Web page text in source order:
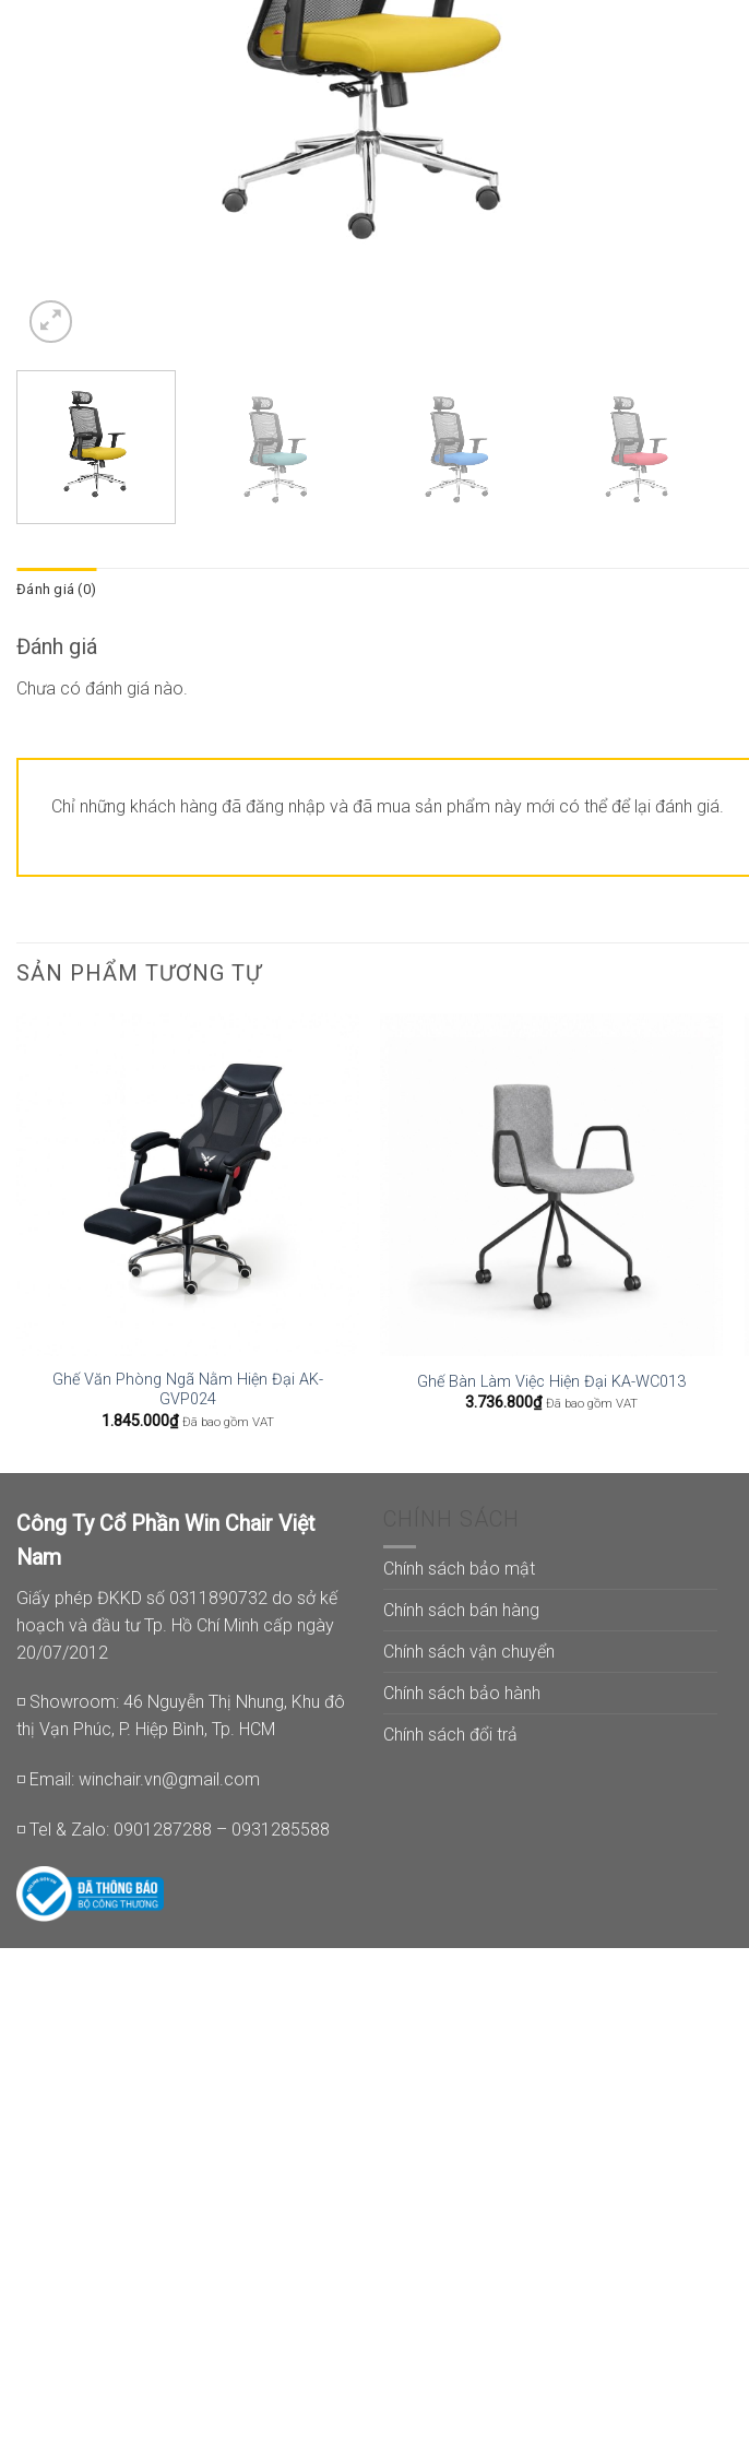
Đánh giá (0)
Đánh giá
Chưa có đánh giá nào.
Chỉ những khách hàng đã đăng nhập và đã mua sản phẩm này mới có thể để lại đánh giá.
SẢN PHẨM TƯƠNG TỰ
Ghế Văn Phòng Ngã Nằm Hiện Đại AK-
GVP024
1.845.000₫ Đã bao gồm VAT
Ghế Bàn Làm Việc Hiện Đại KA-WC013
3.736.800₫ Đã bao gồm VAT
Công Ty Cổ Phần Win Chair Việt
Nam
Giấy phép ĐKKD số 0311890732 do sở kế
hoạch và đầu tư Tp. Hồ Chí Minh cấp ngày
20/07/2012
◽ Showroom: 46 Nguyễn Thị Nhung, Khu đô
thị Vạn Phúc, P. Hiệp Bình, Tp. HCM
◽ Email: winchair.vn@gmail.com
◽ Tel & Zalo: 0901287288 – 0931285588
Chính sách bảo mật
Chính sách bán hàng
Chính sách vận chuyển
Chính sách bảo hành
Chính sách đổi trả